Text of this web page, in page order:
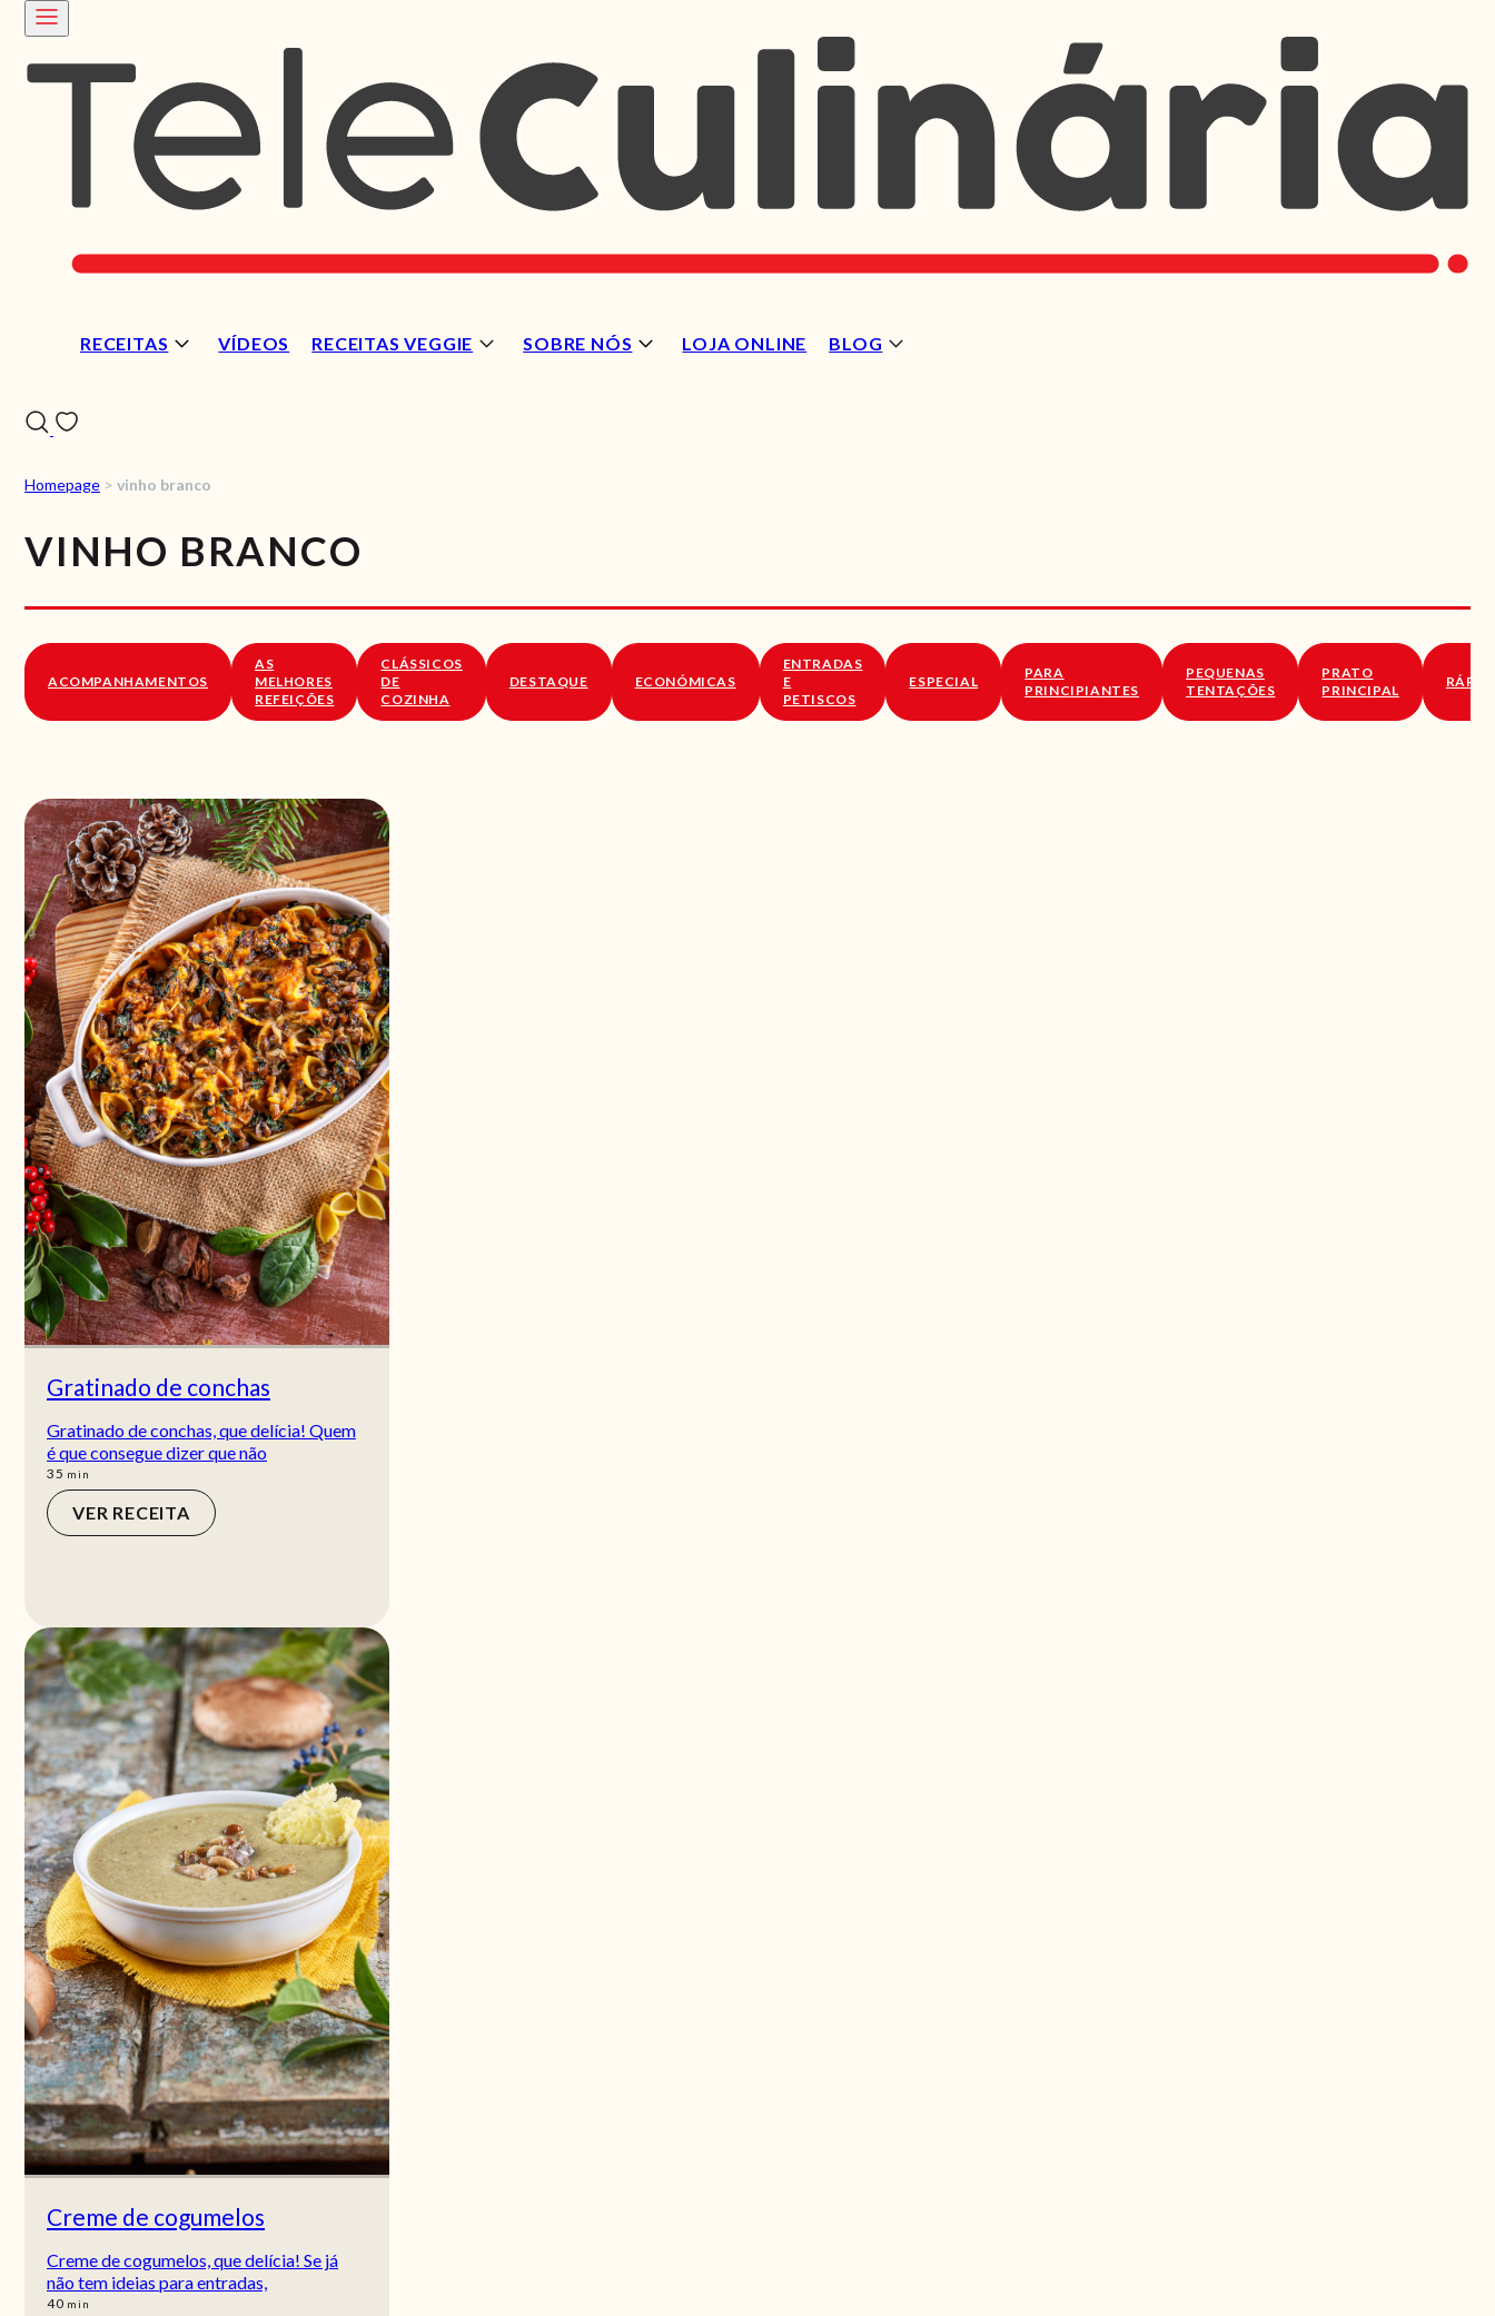
RECEITAS VÍDEOS RECEITAS VEGGIE SOBRE NÓS LOJA ONLINE BLOG
SOBRE NÓS
Homepage > vinho branco
VINHO BRANCO
ACOMPANHAMENTOS
AS
MELHORES
REFEIÇÕES
CLÁSSICOS
DE
COZINHA
DESTAQUE ECONÓMICAS
ENTRADAS
E
PETISCOS
ESPECIAL
PARA
PRINCIPIANTES
PEQUENAS
TENTAÇÕES
PRATO
PRINCIPAL
Gratinado de conchas
Gratinado de conchas, que delícia! Quem
é que consegue dizer que não
35 min
min
VER RECEITA
Creme de cogumelos
Creme de cogumelos, que delícia! Se já
não tem ideias para entradas,
40min
min